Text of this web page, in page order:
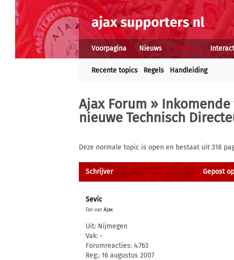
Voorpagina Nieuws Forums
Recente topics Regels Handleiding
Ajax Forum »
nieuwe Technisch
Deze normale topic is open en bestaat uit 318
Schrijver Gepost
Sevic
Fan van Ajax
Uit: Nijmegen
Vak: -
Forumreacties: 4.763
Reg.: 16 augustus 2007